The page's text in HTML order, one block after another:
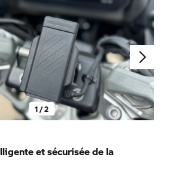
1 / 2
et sécurisée de la